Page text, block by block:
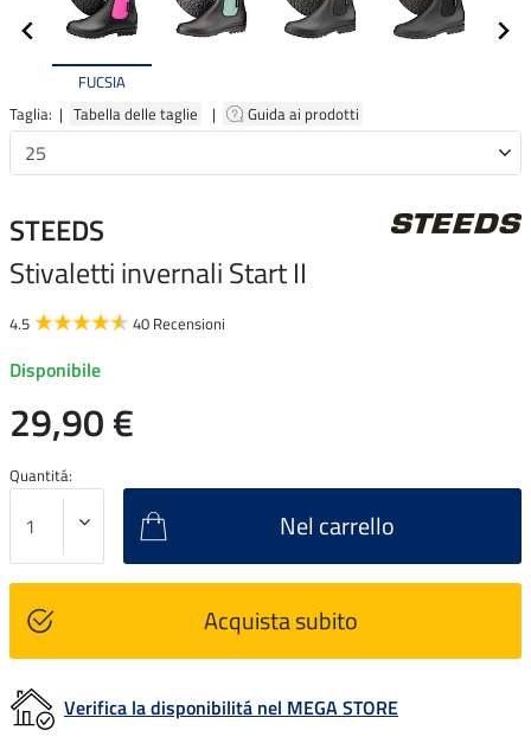
FUCSIA
Taglia: | Tabella delle taglie | Guida ai prodotti
STEEDS
Stivaletti invernali Start II
4.5 40 Recensioni
Disponibile
29,90 €
Quantitá:
Nel carrello
Acquista subito
Verifica la disponibilitá nel MEGA STORE